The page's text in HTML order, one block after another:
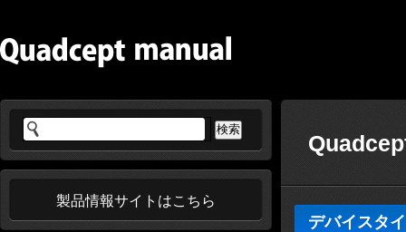
製品情報サイトはこちら
デバイスタ